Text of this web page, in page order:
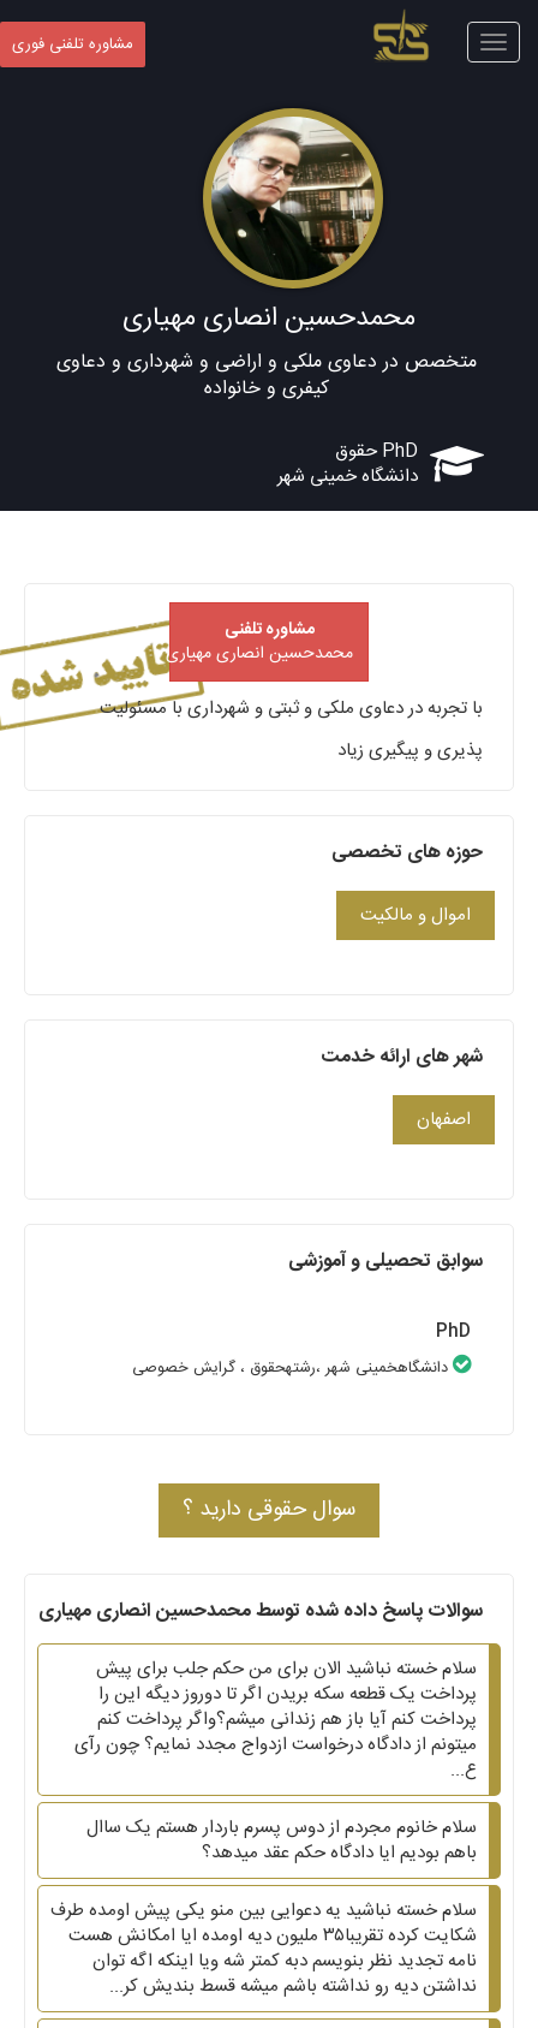
Toggle
navigation
مشاوره تلفنی فوری
محمدحسین انصاری مهیاری
متخصص در دعاوی ملکی و اراضی و شهرداری و دعاوی
کیفری و خانواده
PhD حقوق
دانشگاه خمینی شهر
مشاوره تلفنی
محمدحسین انصاری مهیاری
با تجربه در دعاوی ملکی و ثبتی و شهرداری با مسئولیت
پذیری و پیگیری زیاد
حوزه های تخصصی
اموال و مالکیت
شهر های ارائه خدمت
اصفهان
سوابق تحصیلی و آموزشی
PhD
دانشگاهخمینی شهر ،رشتهحقوق ، گرایش خصوصی
سوال حقوقی دارید ؟
سوالات پاسخ داده شده توسط محمدحسین انصاری مهیاری
سلام خسته نباشید الان برای من حکم جلب برای پیش
پرداخت یک قطعه سکه بریدن اگر تا دوروز دیگه این را
پرداخت کنم آیا باز هم زندانی میشم؟واگر پرداخت کنم
میتونم از دادگاه درخواست ازدواج مجدد نمایم؟ چون رآی
ع...
سلام خانوم مجردم از دوس پسرم باردار هستم یک ساال
باهم بودیم ایا دادگاه حکم عقد میدهد؟
سلام خسته نباشید یه دعوایی بین منو یکی پیش اومده طرف
شکایت کرده تقریبا۳۵ ملیون دیه اومده ایا امکانش هست
نامه تجدید نظر بنویسم دبه کمتر شه ویا اینکه اگه توان
نداشتن دیه رو نداشته باشم میشه قسط بندیش کر...